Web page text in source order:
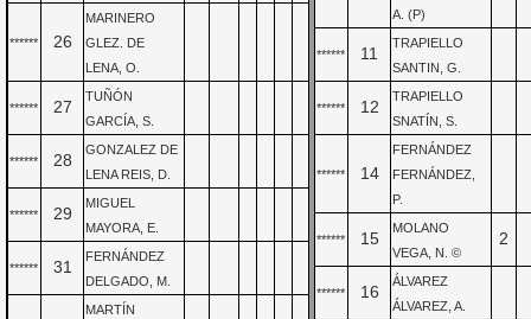
****** 26
MARINERO
GLEZ. DE
LENA, O.
****** 27
TUÑÓN
GARCÍA, S.
****** 28
GONZALEZ DE
LENA REIS, D.
****** 29
MIGUEL
MAYORA, E.
****** 31
FERNÁNDEZ
DELGADO, M.
MARTÍN
A. (P)
****** 11
TRAPIELLO
SANTIN, G.
****** 12
TRAPIELLO
SNATÍN, S.
****** 14
FERNÁNDEZ
FERNÁNDEZ,
P.
****** 15
MOLANO
VEGA, N. ©
2
****** 16
ÁLVAREZ
ÁLVAREZ, A.